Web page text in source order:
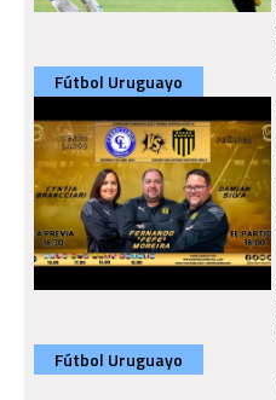
Fútbol Uruguayo
Fútbol Uruguayo